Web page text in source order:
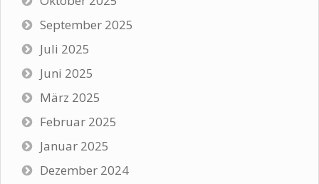
September 2025
Juli 2025
Juni 2025
März 2025
Februar 2025
Januar 2025
Dezember 2024